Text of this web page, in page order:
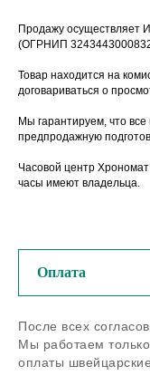
Продажу осуществляет
(ОГРНИП
Товар находится на
договариваться о
Мы гарантируем, что
предпродажную
Часовой центр
часы имеют владельца.
После всех
Мы работаем
оплаты
У нас можно
оригинальные
Если остались
нам их по
мессенджерах